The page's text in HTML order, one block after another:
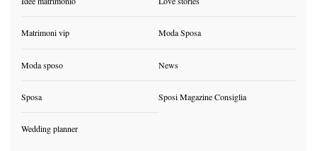
Matrimoni vip Moda Sposa
Moda sposo News
Sposa Sposi Magazine Consiglia
Wedding planner